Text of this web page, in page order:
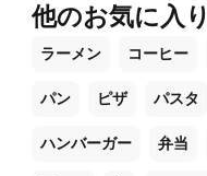
他のお気に入
ラーメン コーヒー
パン ピザ パスタ
ハンバーガー 弁当